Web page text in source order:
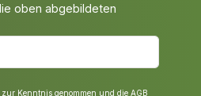
oben abgebildeten
zur Kenntnis genommen und dieAGB